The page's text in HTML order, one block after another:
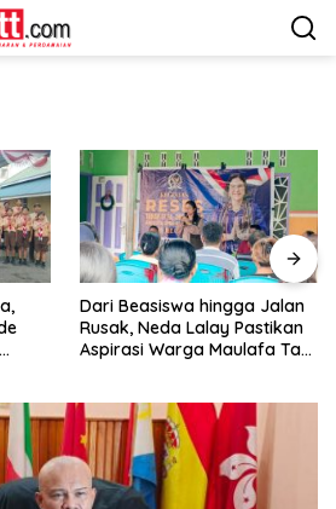
Dari Beasiswa hingga Jalan
Rusak, Neda Lalay Pastikan
Aspirasi Warga Maulafa Tak